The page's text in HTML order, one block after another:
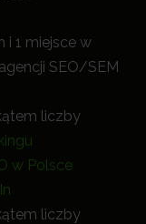
i 1 miejsce w
SEO/SEM
liczby
w Polsce
liczby